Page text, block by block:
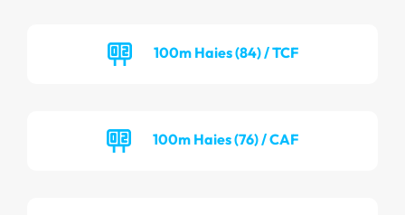
100m Haies (84) / TCF
100m Haies (76) / CAF